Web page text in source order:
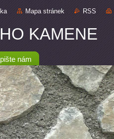
Mapa stránek RSS
KAMENE
nám